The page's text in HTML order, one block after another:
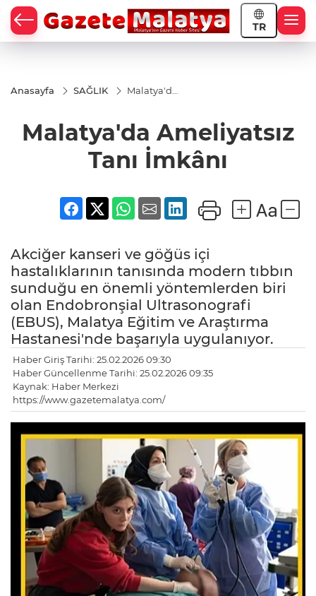
TR
Anasayfa SAĞLIK
Malatya'da
İmkânı
Malatya'da Ameliyatsız
Tanı İmkânı
Akciğer kanseri ve göğüs içi
hastalıklarının tanısında modern tıbbın
sunduğu en önemli yöntemlerden biri
olan Endobronşial Ultrasonografi
(EBUS), Malatya Eğitim ve Araştırma
Hastanesi'nde başarıyla uygulanıyor.
Haber Giriş Tarihi: 25.02.2026 09:30
Haber Güncellenme Tarihi: 25.02.2026 09:35
Kaynak: Haber Merkezi
https://www.gazetemalatya.com/